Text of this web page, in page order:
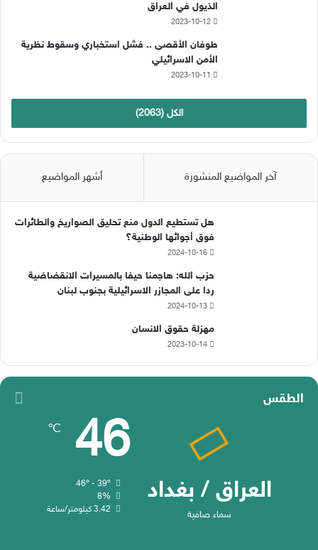
الذيول في العراق
2023-10-12
طوفان الأقصى .. فشل استخباري وسقوط نظرية
الأمن الاسرائيلي
2023-10-11
الكل (2063)
آخر المواضيع المنشورة أشهر المواضيع
هل تستطيع الدول منع تحليق الصواريخ والطائرات
فوق أجوائها الوطنية؟
2024-10-16
حزب الله: هاجمنا حيفا بالمسيرات الانقضاضية
ردا على المجازر الاسرائيلية بجنوب لبنان
2024-10-13
مهزلة حقوق الانسان
2023-10-14
الطقس
العراق / بغداد
سماء صافية
46
℃
46º - 39º
8%
3.42 كيلومتر/ساعة